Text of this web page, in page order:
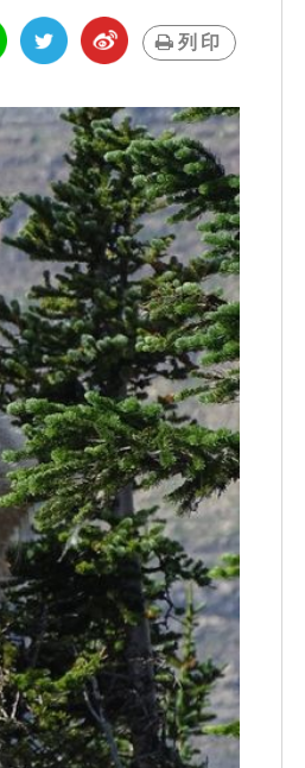
列印